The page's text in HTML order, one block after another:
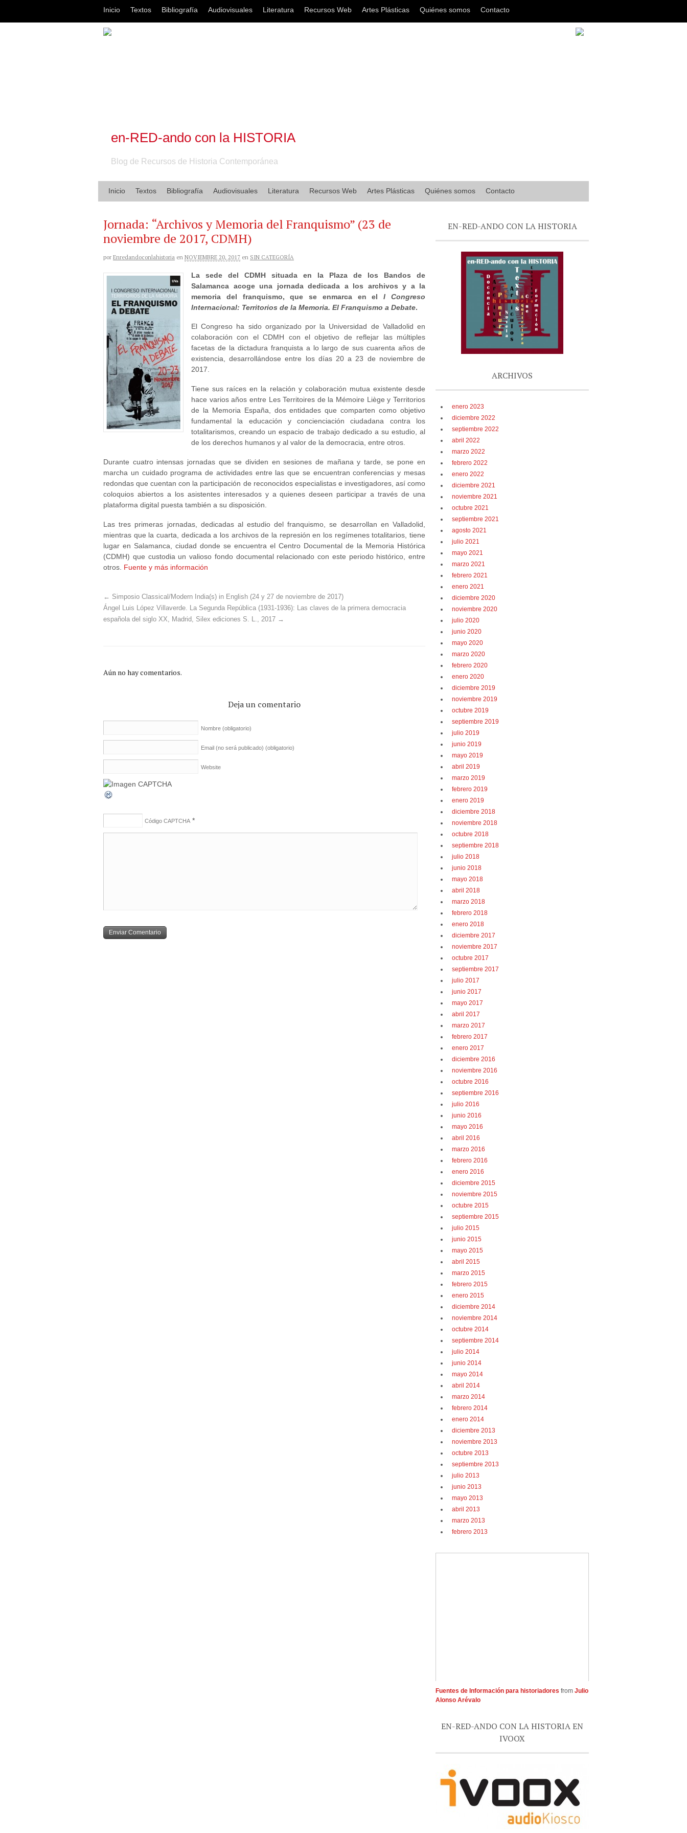
Inicio Textos Bibliografía Audiovisuales Literatura Recursos Web Artes Plásticas Quiénes somos Contacto
en-RED-ando con la HISTORIA
Blog de Recursos de Historia Contemporánea
Inicio Textos Bibliografía Audiovisuales Literatura Recursos Web Artes Plásticas Quiénes somos Contacto
Jornada: “Archivos y Memoria del Franquismo” (23 de
noviembre de 2017, CDMH)
por Enredandoconlahistoria en NOVIEMBRE 20, 2017 en SIN CATEGORÍA
La sede del CDMH situada en la Plaza de los Bandos de
Salamanca acoge una jornada dedicada a los archivos y a la
memoria del franquismo, que se enmarca en el I Congreso
Internacional: Territorios de la Memoria. El Franquismo a Debate.
El Congreso ha sido organizado por la Universidad de Valladolid en
colaboración con el CDMH con el objetivo de reflejar las múltiples
facetas de la dictadura franquista a lo largo de sus cuarenta años de
existencia, desarrollándose entre los días 20 a 23 de noviembre de
2017.
Tiene sus raíces en la relación y colaboración mutua existente desde
hace varios años entre Les Territoires de la Mémoire Liège y Territorios
de la Memoria España, dos entidades que comparten como objetivo
fundamental la educación y concienciación ciudadana contra los
totalitarismos, creando un espacio de trabajo dedicado a su estudio, al
de los derechos humanos y al valor de la democracia, entre otros.
Durante cuatro intensas jornadas que se dividen en sesiones de mañana y tarde, se pone en
marcha un cuidado programa de actividades entre las que se encuentran conferencias y mesas
redondas que cuentan con la participación de reconocidos especialistas e investigadores, así como
coloquios abiertos a los asistentes interesados y a quienes deseen participar a través de una
plataforma digital puesta también a su disposición.
Las tres primeras jornadas, dedicadas al estudio del franquismo, se desarrollan en Valladolid,
mientras que la cuarta, dedicada a los archivos de la represión en los regímenes totalitarios, tiene
lugar en Salamanca, ciudad donde se encuentra el Centro Documental de la Memoria Histórica
(CDMH) que custodia un valioso fondo documental relacionado con este periodo histórico, entre
otros. Fuente y más información
← Simposio Classical/Modern India(s) in English (24 y 27 de noviembre de 2017)
Ángel Luis López Villaverde. La Segunda República (1931-1936): Las claves de la primera democracia
española del siglo XX, Madrid, Silex ediciones S. L., 2017 →
Aún no hay comentarios.
Deja un comentario
Nombre (obligatorio)
Email (no será publicado) (obligatorio)
Website
Código CAPTCHA *
EN-RED-ANDO CON LA HISTORIA
ARCHIVOS
enero 2023
diciembre 2022
septiembre 2022
abril 2022
marzo 2022
febrero 2022
enero 2022
diciembre 2021
noviembre 2021
octubre 2021
septiembre 2021
agosto 2021
julio 2021
mayo 2021
marzo 2021
febrero 2021
enero 2021
diciembre 2020
noviembre 2020
julio 2020
junio 2020
mayo 2020
marzo 2020
febrero 2020
enero 2020
diciembre 2019
noviembre 2019
octubre 2019
septiembre 2019
julio 2019
junio 2019
mayo 2019
abril 2019
marzo 2019
febrero 2019
enero 2019
diciembre 2018
noviembre 2018
octubre 2018
septiembre 2018
julio 2018
junio 2018
mayo 2018
abril 2018
marzo 2018
febrero 2018
enero 2018
diciembre 2017
noviembre 2017
octubre 2017
septiembre 2017
julio 2017
junio 2017
mayo 2017
abril 2017
marzo 2017
febrero 2017
enero 2017
diciembre 2016
noviembre 2016
octubre 2016
septiembre 2016
julio 2016
junio 2016
mayo 2016
abril 2016
marzo 2016
febrero 2016
enero 2016
diciembre 2015
noviembre 2015
octubre 2015
septiembre 2015
julio 2015
junio 2015
mayo 2015
abril 2015
marzo 2015
febrero 2015
enero 2015
diciembre 2014
noviembre 2014
octubre 2014
septiembre 2014
julio 2014
junio 2014
mayo 2014
abril 2014
marzo 2014
febrero 2014
enero 2014
diciembre 2013
noviembre 2013
octubre 2013
septiembre 2013
julio 2013
junio 2013
mayo 2013
abril 2013
marzo 2013
febrero 2013
Fuentes de Información para historiadores from Julio
Alonso Arévalo
EN-RED-ANDO CON LA HISTORIA EN
IVOOX